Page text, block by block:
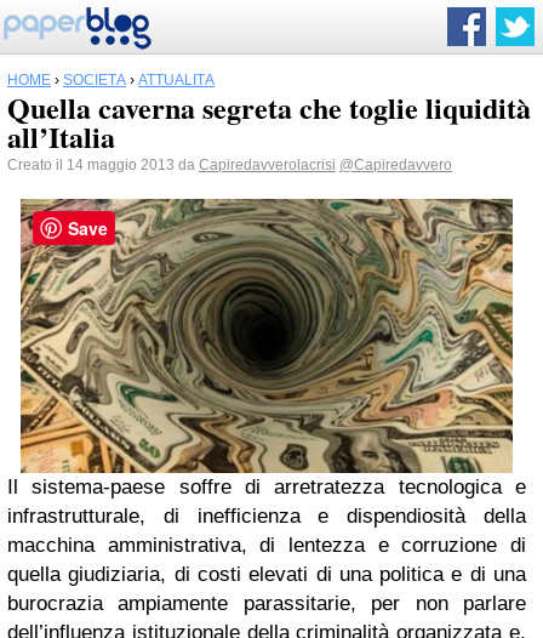
HOME › SOCIETÀ › ATTUALITÀ
Quella caverna segreta che toglie liquidità
all’Italia
Creato il 14 maggio 2013 da Capiredavverolacrisi @Capiredavvero
Il sistema-paese soffre di arretratezza tecnologica e
infrastrutturale, di inefficienza e dispendiosità della
macchina amministrativa, di lentezza e corruzione di
quella giudiziaria, di costi elevati di una politica e di una
burocrazia ampiamente parassitarie, per non parlare
dell’influenza istituzionale della criminalità organizzata e,
Save